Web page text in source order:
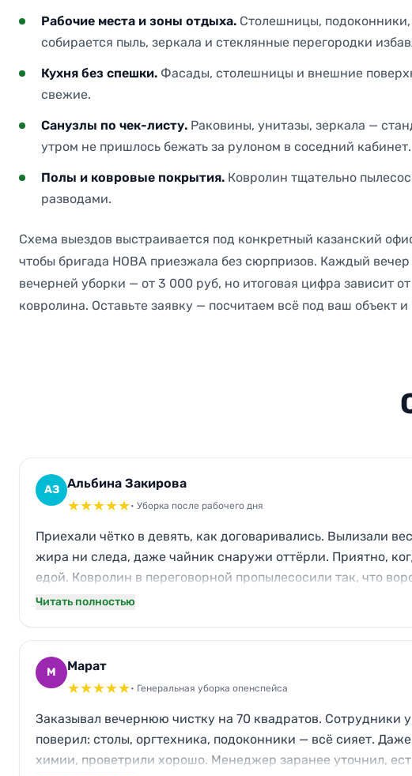
Рабочие места и зоны отдыха. Столешницы, подоконники,
собирается пыль, зеркала и стеклянные перегородки
Кухня без спешки. Фасады, столешницы и внешние
свежие.
Санузлы по чек-листу. Раковины, унитазы, зеркала —
утром не пришлось бежать за рулоном в соседний кабинет.
Полы и ковровые покрытия. Ковролин тщательно
разводами.
Схема выездов выстраивается под конкретный казанский
чтобы бригада НОВА приезжала без сюрпризов. Каждый
вечерней уборки — от 3 000 руб, но итоговая цифра зависит
ковролина. Оставьте заявку — посчитаем всё под ваш
АЗ Альбина Закирова
★★★★★• Уборка после рабочего дня
Приехали чётко в девять, как договаривались. Вылизали
жира ни следа, даже чайник снаружи оттёрли. Приятно,
едой. Ковролин в переговорной пропылесосили так, что
Читать полностью
М Марат
★★★★★• Генеральная уборка опенспейса
Заказывал вечернюю чистку на 70 квадратов. Сотрудники
поверил: столы, оргтехника, подоконники — всё сияет.
химии, проветрили хорошо. Менеджер заранее уточнил,